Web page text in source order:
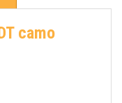
camo